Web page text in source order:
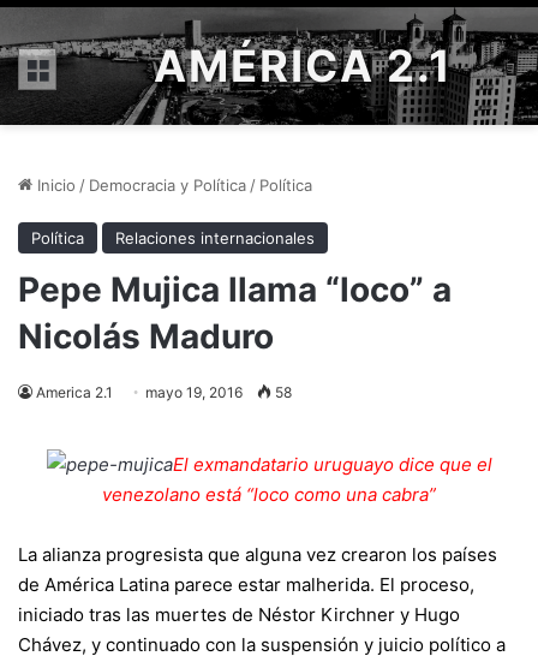
Menú AMÉRICA 2.1
Inicio / Democracia y Política / Política
Política Relaciones internacionales
Pepe Mujica llama “loco” a
Nicolás Maduro
America 2.1 mayo 19, 2016 58
El exmandatario uruguayo dice que el
venezolano está “loco como una cabra”
La alianza progresista que alguna vez crearon los países
de América Latina parece estar malherida. El proceso,
iniciado tras las muertes de Néstor Kirchner y Hugo
Chávez, y continuado con la suspensión y juicio político a